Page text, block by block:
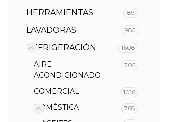
HERRAMIENTAS 89
LAVADORAS 985
REFRIGERACIÓN 1608
AIRE
ACONDICIONADO
305
COMERCIAL 1016
DOMÉSTICA 768